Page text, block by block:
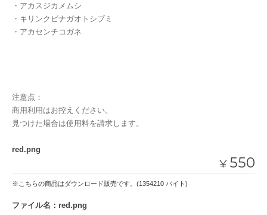
・アカスジカメムシ
・キリンクビナガオトシブミ
・アカセンチコガネ
注意点：
商用利用はお控えください。
見つけた場合は使用料を請求します。
red.png
¥ 550
※こちらの商品はダウンロード販売です。(1354210 バイト)
ファイル名：red.png